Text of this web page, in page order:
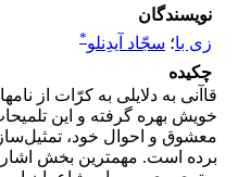
نویسندگان
زی با؛ سجّاد آیدِنلو*
چکیده
قاآنی به دلایلی به کرّات از
خویش بهره گرفته و این
معشوق و احوال خود،
برده است. مهمترین بخش